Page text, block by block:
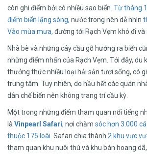
còn ghi điểm bởi có nhiều sao biển. Từ tháng
điểm biển lặng sóng, nước trong nên dễ nhìn
Vào mùa mưa, đường tới Rạch Vẹm khó đi và
Nhà bè và những cây cầu gỗ hướng ra biển
những điểm nhấn của Rạch Vẹm. Tới đây, du
thưởng thức nhiều loại hải sản tươi sống, có
trung tâm. Tuy nhiên, do hầu hết các quán
dân chế biến nên không trang trí cầu kỳ.
Một trong những điểm tham quan nổi tiếng
là Vinpearl Safari, nơi chăm sóc hơn 3.000 cá
thuộc 175 loài . Safari chia thành 2 khu vực
tham quan khu nuôi thú và khu bán hoang